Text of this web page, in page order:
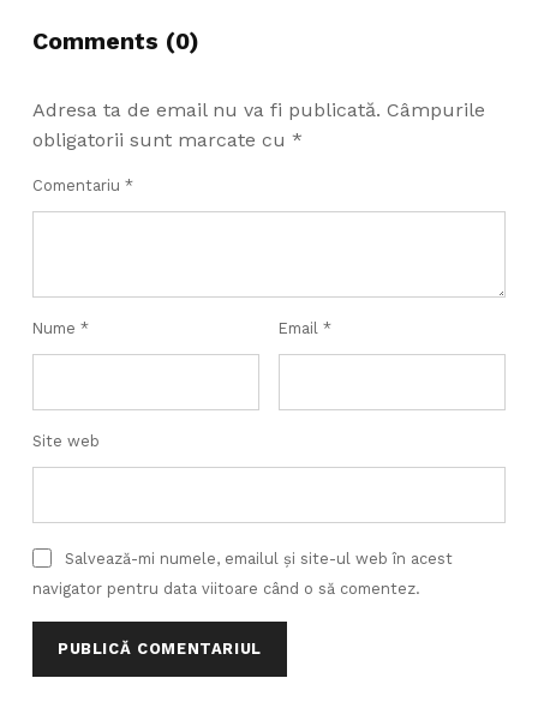
Comments (0)
Adresa ta de email nu va fi publicată. Câmpurile
obligatorii sunt marcate cu *
Comentariu *
Nume * Email *
Site web
Salvează-mi numele, emailul și site-ul web în acest
navigator pentru data viitoare când o să comentez.